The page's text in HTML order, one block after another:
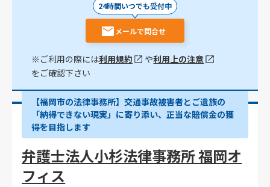
24時間いつでも受付中
メールで問合せ
※ご利用の際には利用規約 や利用上の注意
をご確認下さい
【福岡市の法律事務所】交通事故被害者とご遺族の
「納得できない現実」に寄り添い、正当な賠償金の獲
得を目指します
弁護士法人小杉法律事務所 福岡オ
フィス